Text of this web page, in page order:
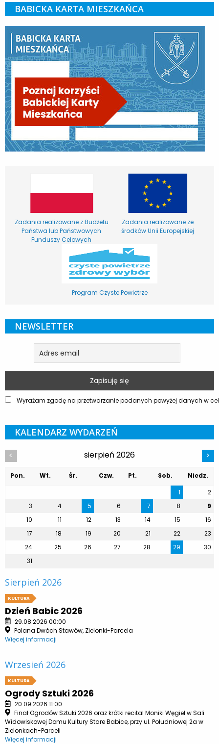
BABICKA KARTA MIESZKAŃCA
Zadania realizowane z Budżetu
Państwa lub Państwowych
Funduszy Celowych
Zadania realizowane ze
środków Unii Europejskiej
Program Czyste Powietrze
NEWSLETTER
Wyrażam zgodę na przetwarzanie podanych powyżej danych w
KALENDARZ WYDARZEŃ
< sierpień 2026 >
Pon. Wt. Śr. Czw. Pt. Sob.
Niedz.
1
2
3
4 5 6 7 8
9
10
11 12 13 14 15
16
17
18 19 20 21 22
23
24
25 26 27 28 29
30
31
Sierpień 2026
KULTURA
Dzień Babic 2026
29.08.2026 00:00
Polana Dwóch Stawów, Zielonki-Parcela
Więcej informacji
Wrzesień 2026
KULTURA
Ogrody Sztuki 2026
20.09.2026 11:00
Finał Ogrodów Sztuki 2026 oraz krótki recital Moniki Węgiel w Sali
Widowiskowej Domu Kultury Stare Babice, przy ul. Południowej 2a w
Zielonkach-Parceli
Więcej informacji